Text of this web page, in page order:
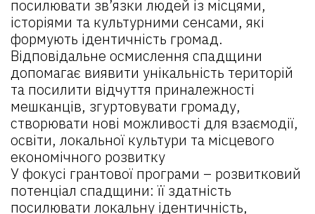
посилювати зв’язки людей із місцями,
історіями та культурними сенсами, які
формують ідентичність громад.
Відповідальне осмислення спадщини
допомагає виявити унікальність територій
та посилити відчуття приналежності
мешканців, згуртовувати громаду,
створювати нові можливості для взаємодії,
освіти, локальної культури та місцевого
економічного розвитку
У фокусі грантової програми – розвитковий
потенціал спадщини: її здатність
посилювати локальну ідентичність,